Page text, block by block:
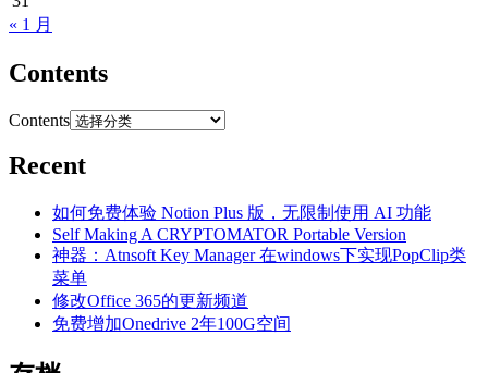
« 1 月
Contents
Contents
Recent
如何免费体验 Notion Plus 版，无限制使用 AI 功能
Self Making A CRYPTOMATOR Portable Version
神器：Atnsoft Key Manager 在windows下实现PopClip类
菜单
修改Office 365的更新频道
免费增加Onedrive 2年100G空间